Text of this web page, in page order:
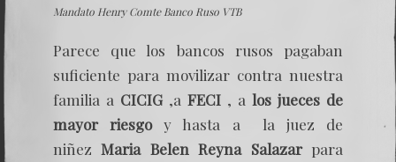
Mandato Henry Comte Banco Ruso VTB
Parece que los bancos rusos pagaban
suficiente para movilizar contra nuestra
familia a CICIG ,a FECI , a los jueces de
mayor riesgoy hasta a la juez de
niñez Maria Belen Reyna Salazar para